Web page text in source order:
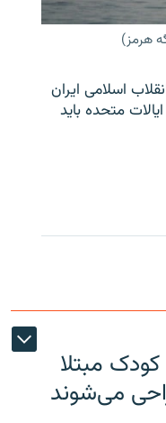
هرمز)
اسلامی ایران
متحده باید
سره‌ میاشت: روزانه ۴ تا ۶ کودک مبتلا
می‌شوند